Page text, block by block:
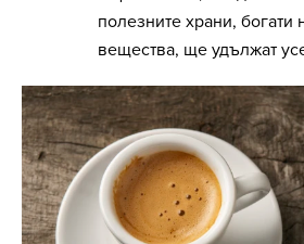
полезните храни, богати
вещества, ще удължат